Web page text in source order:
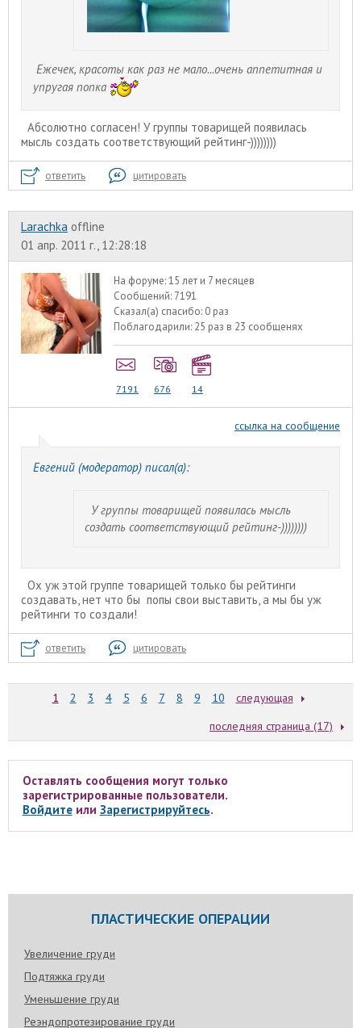
Ежечек, красоты как раз не мало...очень аппетитная и
упругая попка
Абсолютно согласен! У группы товарищей появилась
мысль создать соответствующий рейтинг-))))))))
ответить цитировать
Larachka offline
01 апр. 2011 г., 12:28:18
На форуме:15 лет и 7 месяцев
Сообщений: 7191
Сказал(а) спасибо: 0 раз
Поблагодарили: 25 раз в 23 сообщенях
7191 676 14
ссылка на сообщение
Евгений (модератор) писал(а):
У группы товарищей появилась мысль
создать соответствующий рейтинг-))))))))
Ох уж этой группе товарищей только бы рейтинги
создавать, нет что бы попы свои выставить, а мы бы уж
рейтинги то создали!
ответить цитировать
1 2 3 4 5 6 7 8 9 10
следующая
последняя страница (17)
Оставлять сообщения могут только
зарегистрированные пользователи.
Войдитеили Зарегистрируйтесь.
ПЛАСТИЧЕСКИЕ ОПЕРАЦИИ
Увеличение груди
Подтяжка груди
Уменьшение груди
Реэндопротезирование груди